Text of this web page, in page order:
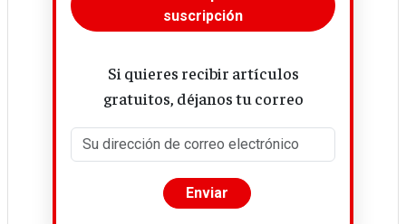
suscripción
Si quieres recibir artículos
gratuitos, déjanos tu correo